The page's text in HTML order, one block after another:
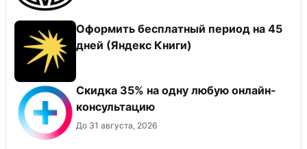
Оформить бесплатный период на 45
дней (Яндекс Книги)
Скидка 35% на одну любую онлайн-
консультацию
До 31 августа, 2026